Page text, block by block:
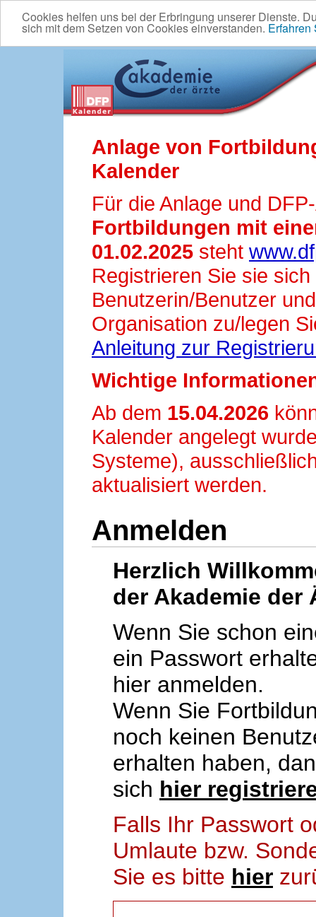
Cookies helfen uns bei der Erbringung unserer Dienste.
sich mit dem Setzen von Cookies einverstanden. Erfahren
Anlage von
Kalender
Für die Anlage und
Fortbildungen mit
01.02.2025 steht
Registrieren Sie sie
Benutzerin/Benutzer
Organisation zu/legen
Anleitung zur
Wichtige
Ab dem 15.04.2026
Kalender angelegt
Systeme),
aktualisiert werden.
Anmelden
Herzlich
der Akademie der
Wenn Sie schon
ein Passwort
hier anmelden.
Wenn Sie
noch keinen
erhalten haben,
sich hier
Falls Ihr Passwort
Umlaute bzw.
Sie es bitte hier